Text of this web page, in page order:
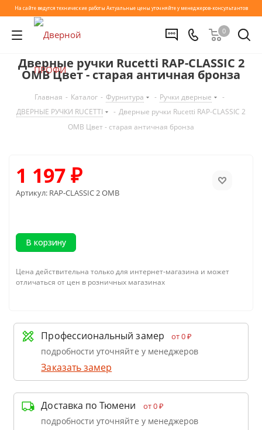
На сайте ведутся технические работы Актуальные цены уточняйте у менеджеров-консультантов
0
Дверные ручки Rucetti RAP-CLASSIC 2
OMB Цвет - старая античная бронза
Главная - Каталог - Фурнитура - Ручки дверные
-
ДВЕРНЫЕ РУЧКИ RUCETTI
- Дверные ручки Rucetti RAP-CLASSIC 2
OMB Цвет - старая античная бронза
1 197₽
Артикул: RAP-CLASSIC 2 OMB
В корзину
Цена действительна только для интернет-магазина и может
отличаться от цен в розничных магазинах
Профессиональный замер от 0 ₽
подробности уточняйте у менеджеров
Заказать замер
Доставка по Тюмени от 0 ₽
подробности уточняйте у менеджеров